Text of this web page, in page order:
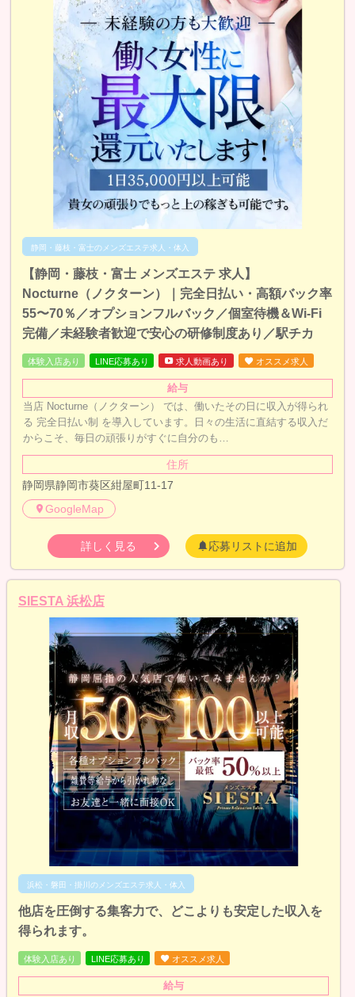
静岡・藤枝・富士のメンズエステ求人・体入
【静岡・藤枝・富士 メンズエステ 求人】
Nocturne（ノクターン）｜完全日払い・高額バック率
55〜70％／オプションフルバック／個室待機＆Wi-Fi
完備／未経験者歓迎で安心の研修制度あり／駅チカ
体験入店あり LINE応募あり 求人動画あり オススメ求人
給与
当店 Nocturne（ノクターン） では、働いたその日に収入が得られ
る 完全日払い制 を導入しています。日々の生活に直結する収入だ
からこそ、毎日の頑張りがすぐに自分のも…
住所
静岡県静岡市葵区紺屋町11-17
GoogleMap
詳しく見る 応募リストに追加
SIESTA 浜松店
浜松・磐田・掛川のメンズエステ求人・体入
他店を圧倒する集客力で、どこよりも安定した収入を
得られます。
体験入店あり LINE応募あり オススメ求人
給与